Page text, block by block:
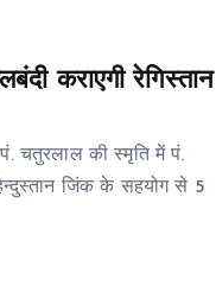
कराएगी रेगिस्तान
चतुरलाल की स्मृति में पं.
जिंक के सहयोग से 5